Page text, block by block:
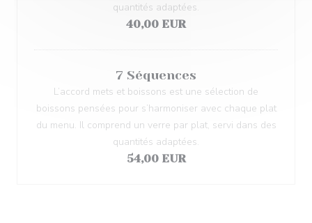
quantités adaptées.
40,00 EUR
7 Séquences
L’accord mets et boissons est une sélection de
boissons pensées pour s’harmoniser avec chaque plat
du menu. Il comprend un verre par plat, servi dans des
quantités adaptées.
54,00 EUR